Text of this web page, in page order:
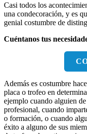
Casi todos los
una condecoración, y es
genial costumbre de
Cuéntanos tus
Además es costumbre
placa o trofeo en
ejemplo cuando alguien
profesional, cuando
o formación, o cuando
éxito a alguno de sus